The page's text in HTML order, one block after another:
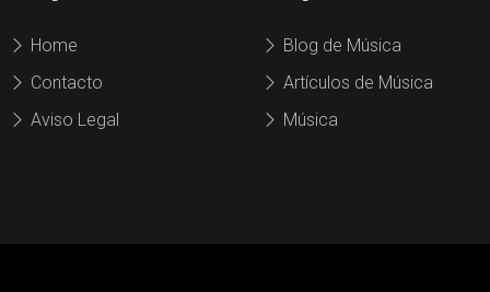
Home
Contacto
Aviso Legal
Blog de Música
Artículos de Música
Música